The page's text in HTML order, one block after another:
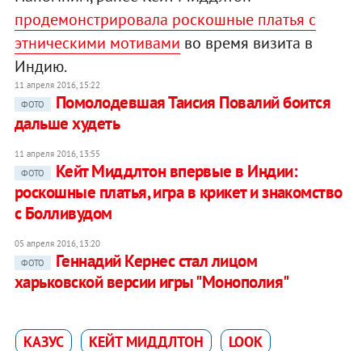
продемонстрировала роскошные платья с
этническими мотивами во время визита в
Индию.
11 апреля 2016, 15:22
ФОТО
Помолодевшая Таисия Повалий боится
дальше худеть
11 апреля 2016, 13:55
ФОТО
Кейт Миддлтон впервые в Индии:
роскошные платья, игра в крикет и знакомство
с Болливудом
05 апреля 2016, 13:20
ФОТО
Геннадий Кернес стал лицом
харьковской версии игры "Монополия"
КАЗУС КЕЙТ МИДДЛТОН LOOK